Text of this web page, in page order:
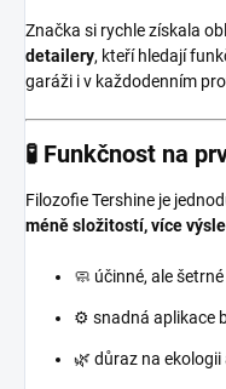
Značka si rychle získala
detailery, kteří hledají
garáži i v každodenním
🧪 Funkčnost na
Filozofie Tershine je
méně složitostí, více
🧼 účinné, ale
⚙️ snadná aplikace
🌿 důraz na